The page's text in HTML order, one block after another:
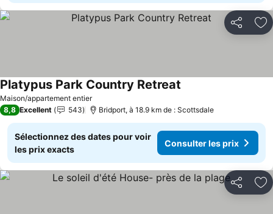
Partager
Maison/appartement entier
Platypus Park Country Retreat
8,8 Excellent 543 Bridport, à 18.9 km de : Scottsdale
Sélectionnez des dates pour voir
les prix exacts
Consulter les prix
Partager